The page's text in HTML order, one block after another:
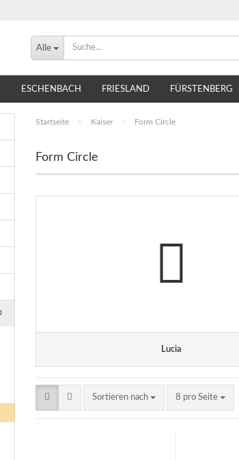
Alle
ESCHENBACH FRIESLAND FÜRSTENBERG
THOMAS TIRSCHENREUTH VILLEROY & BOCH
Startseite » Kaiser » Form Circle
Form Circle
Lucia
Sortieren nach
Sortieren nach 8 pro Seite
pro Seite